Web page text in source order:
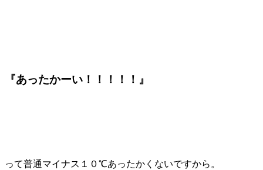
『あったかーい！！！！！』
って普通マイナス１０℃あったかくないですから。